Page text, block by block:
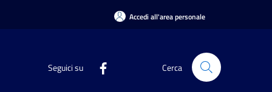
Accedi all'area personale
Seguici su Cerca